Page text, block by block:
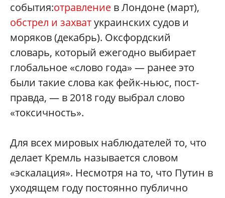
события:отравление в Лондоне (март),
обстрел и захватукраинских судов и
моряков (декабрь). Оксфордский
словарь, который ежегодно выбирает
глобальное «слово года» — ранее это
были такие слова как фейк-ньюс, пост-
правда, — в 2018 году выбрал слово
«токсичность».
Для всех мировых наблюдателей то, что
делает Кремль называется словом
«эскалация». Несмотря на то, что Путин в
уходящем году постоянно публично